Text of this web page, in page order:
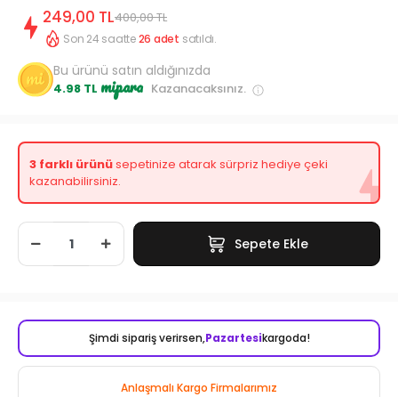
249,00 TL400,00 TL
Son 24 saatte26 adet satıldı.
Bu ürünü satın aldığınızda
4.98 TL mipara Kazanacaksınız.
3 farklı ürünüsepetinize atarak sürpriz hediye çeki
kazanabilirsiniz.
Sepete Ekle
Şimdi sipariş verirsen,Pazartesikargoda!
Anlaşmalı Kargo Firmalarımız